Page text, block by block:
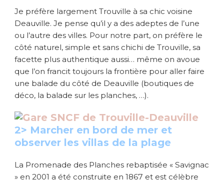
Je préfère largement Trouville à sa chic voisine
Deauville. Je pense qu’il y a des adeptes de l’une
ou l’autre des villes. Pour notre part, on préfère le
côté naturel, simple et sans chichi de Trouville, sa
facette plus authentique aussi… même on avoue
que l’on francit toujours la frontière pour aller faire
une balade du côté de Deauville (boutiques de
déco, la balade sur les planches, …).
2> Marcher en bord de mer et
observer les villas de la plage
La Promenade des Planches rebaptisée « Savignac
» en 2001 a été construite en 1867 et est célèbre